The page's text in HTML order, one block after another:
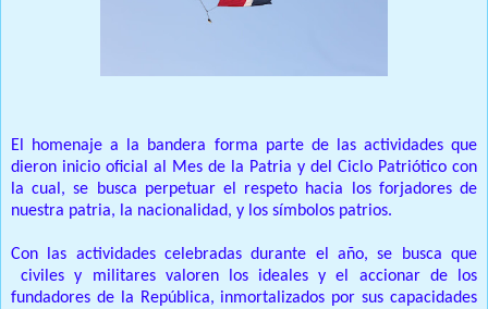
El homenaje a la bandera forma parte de las actividades que
dieron inicio oficial al Mes de la Patria y del Ciclo Patriótico con
la cual, se busca perpetuar el respeto hacia los forjadores de
nuestra patria, la nacionalidad, y los símbolos patrios.
Con las actividades celebradas durante el año, se busca que
civiles y militares valoren los ideales y el accionar de los
fundadores de la República, inmortalizados por sus capacidades